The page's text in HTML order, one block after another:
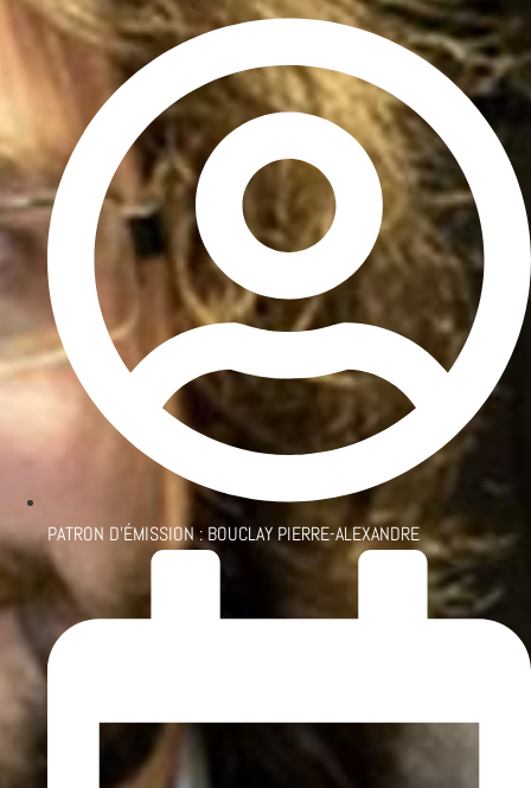
PATRON D'ÉMISSION : BOUCLAY PIERRE-ALEXANDRE